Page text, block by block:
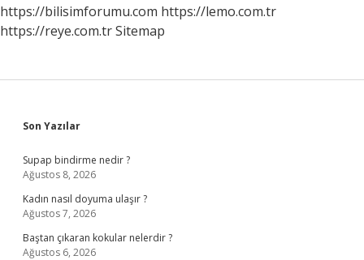
https://bilisimforumu.com https://lemo.com.tr
https://reye.com.trSitemap
Sidebar
Son Yazılar
Supap bindirme nedir ?
Ağustos 8, 2026
Kadın nasıl doyuma ulaşır ?
Ağustos 7, 2026
Baştan çıkaran kokular nelerdir ?
Ağustos 6, 2026